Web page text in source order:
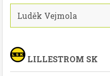
Luděk Vejmola
LILLESTROM SK